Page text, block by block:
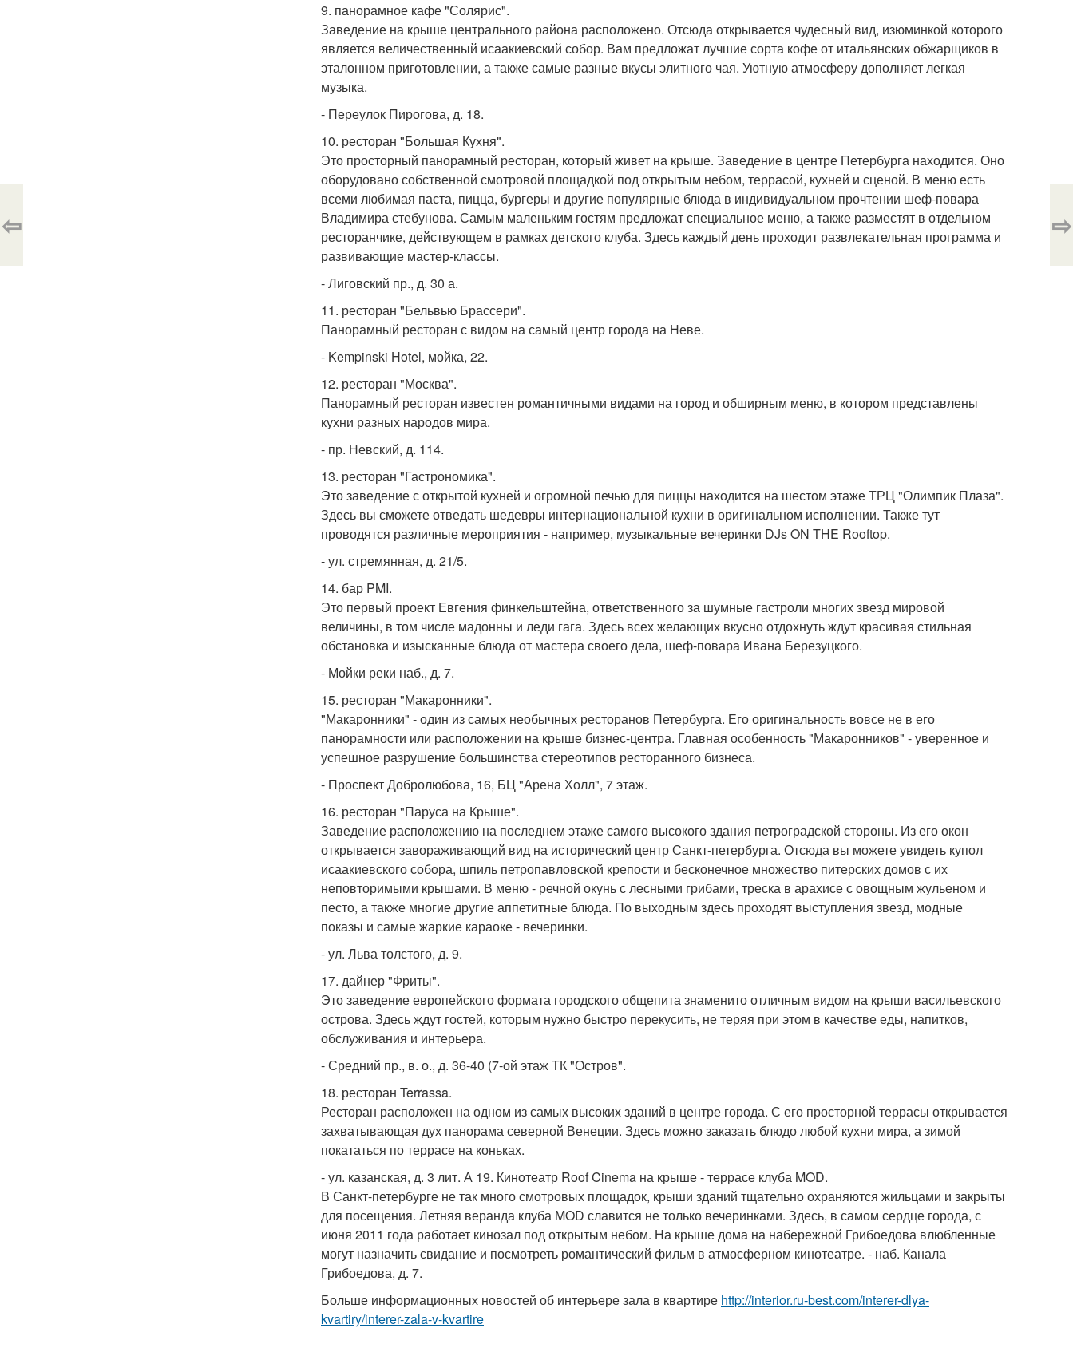
9. панорамное кафе "Солярис".
Заведение на крыше центрального района расположено. Отсюда открывается чудесный вид, изюминкой которого
является величественный исаакиевский собор. Вам предложат лучшие сорта кофе от итальянских обжарщиков в
эталонном приготовлении, а также самые разные вкусы элитного чая. Уютную атмосферу дополняет легкая
музыка.
- Переулок Пирогова, д. 18.
10. ресторан "Большая Кухня".
Это просторный панорамный ресторан, который живет на крыше. Заведение в центре Петербурга находится. Оно
оборудовано собственной смотровой площадкой под открытым небом, террасой, кухней и сценой. В меню есть
всеми любимая паста, пицца, бургеры и другие популярные блюда в индивидуальном прочтении шеф-повара
Владимира стебунова. Самым маленьким гостям предложат специальное меню, а также разместят в отдельном
ресторанчике, действующем в рамках детского клуба. Здесь каждый день проходит развлекательная программа и
развивающие мастер-классы.
- Лиговский пр., д. 30 а.
11. ресторан "Бельвью Брассери".
Панорамный ресторан с видом на самый центр города на Неве.
- Kempinski Hotel, мойка, 22.
12. ресторан "Москва".
Панорамный ресторан известен романтичными видами на город и обширным меню, в котором представлены
кухни разных народов мира.
- пр. Невский, д. 114.
13. ресторан "Гастрономика".
Это заведение с открытой кухней и огромной печью для пиццы находится на шестом этаже ТРЦ "Олимпик Плаза".
Здесь вы сможете отведать шедевры интернациональной кухни в оригинальном исполнении. Также тут
проводятся различные мероприятия - например, музыкальные вечеринки DJs ON THE Rooftop.
- ул. стремянная, д. 21/5.
14. бар PMI.
Это первый проект Евгения финкельштейна, ответственного за шумные гастроли многих звезд мировой
величины, в том числе мадонны и леди гага. Здесь всех желающих вкусно отдохнуть ждут красивая стильная
обстановка и изысканные блюда от мастера своего дела, шеф-повара Ивана Березуцкого.
- Мойки реки наб., д. 7.
15. ресторан "Макаронники".
"Макаронники" - один из самых необычных ресторанов Петербурга. Его оригинальность вовсе не в его
панорамности или расположении на крыше бизнес-центра. Главная особенность "Макаронников" - уверенное и
успешное разрушение большинства стереотипов ресторанного бизнеса.
- Проспект Добролюбова, 16, БЦ "Арена Холл", 7 этаж.
16. ресторан "Паруса на Крыше".
Заведение расположению на последнем этаже самого высокого здания петроградской стороны. Из его окон
открывается завораживающий вид на исторический центр Санкт-петербурга. Отсюда вы можете увидеть купол
исаакиевского собора, шпиль петропавловской крепости и бесконечное множество питерских домов с их
неповторимыми крышами. В меню - речной окунь с лесными грибами, треска в арахисе с овощным жульеном и
песто, а также многие другие аппетитные блюда. По выходным здесь проходят выступления звезд, модные
показы и самые жаркие караоке - вечеринки.
- ул. Льва толстого, д. 9.
17. дайнер "Фриты".
Это заведение европейского формата городского общепита знаменито отличным видом на крыши васильевского
острова. Здесь ждут гостей, которым нужно быстро перекусить, не теряя при этом в качестве еды, напитков,
обслуживания и интерьера.
- Средний пр., в. о., д. 36-40 (7-ой этаж ТК "Остров".
18. ресторан Terrassa.
Ресторан расположен на одном из самых высоких зданий в центре города. С его просторной террасы открывается
захватывающая дух панорама северной Венеции. Здесь можно заказать блюдо любой кухни мира, а зимой
покататься по террасе на коньках.
- ул. казанская, д. 3 лит. А 19. Кинотеатр Roof Cinema на крыше - террасе клуба MOD.
В Санкт-петербурге не так много смотровых площадок, крыши зданий тщательно охраняются жильцами и закрыты
для посещения. Летняя веранда клуба MOD славится не только вечеринками. Здесь, в самом сердце города, с
июня 2011 года работает кинозал под открытым небом. На крыше дома на набережной Грибоедова влюбленные
могут назначить свидание и посмотреть романтический фильм в атмосферном кинотеатре. - наб. Канала
Грибоедова, д. 7.
Больше информационных новостей об интерьере зала в квартире http://interior.ru-best.com/interer-dlya-
kvartiry/interer-zala-v-kvartire
⇦ ⇨